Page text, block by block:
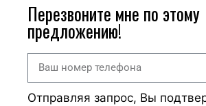
Перезвоните мне по этому
предложению!
Отправляя запрос, Вы